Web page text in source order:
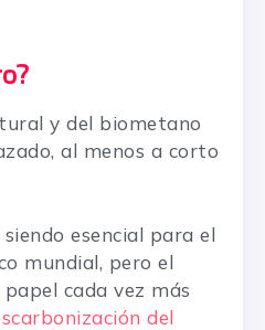
y del biometano
al menos a corto
esencial para el
mundial, pero el
cada vez más
del